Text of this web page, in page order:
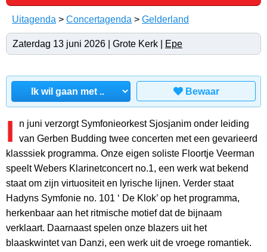
Uitagenda > Concertagenda > Gelderland
Zaterdag 13 juni 2026 | Grote Kerk | Epe
Bewaar
I
n juni verzorgt Symfonieorkest Sjosjanim onder leiding
van Gerben Budding twee concerten met een gevarieerd
klasssiek programma. Onze eigen soliste Floortje Veerman
speelt Webers Klarinetconcert no.1, een werk wat bekend
staat om zijn virtuositeit en lyrische lijnen. Verder staat
Hadyns Symfonie no. 101 ‘ De Klok’ op het programma,
herkenbaar aan het ritmische motief dat de bijnaam
verklaart. Daarnaast spelen onze blazers uit het
blaaskwintet van Danzi, een werk uit de vroege romantiek.